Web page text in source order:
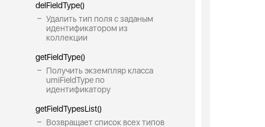
delFieldType()
Удалить тип поля с заданым
идентификатором из
коллекции
getFieldType()
Получить экземпляр класса
umiFieldType по
идентификатору
getFieldTypesList()
Возвращает список всех типов